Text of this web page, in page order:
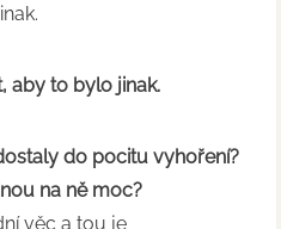
aby to bylo jinak.
do pocitu vyhoření?
na ně moc?
věc a tou je